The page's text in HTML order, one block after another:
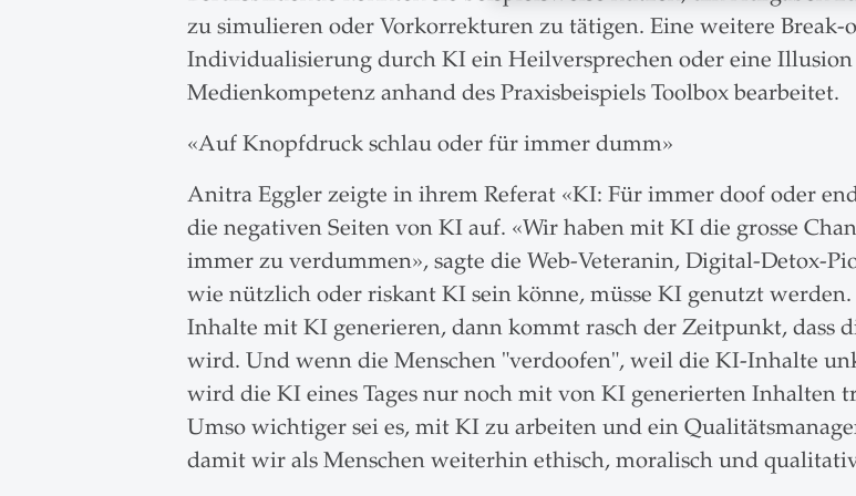
zu simulieren oder Vorkorrekturen zu tätigen. Eine weitere Break-
Individualisierung durch KI ein Heilversprechen oder eine
Medienkompetenz anhand des Praxisbeispiels Toolbox bearbeitet.
«Auf Knopfdruck schlau oder für immer dumm»
Anitra Eggler zeigte in ihrem Referat «KI: Für immer doof oder
die negativen Seiten von KI auf. «Wir haben mit KI die grosse
immer zu verdummen», sagte die Web-Veteranin, Digital-Detox-
wie nützlich oder riskant KI sein könne, müsse KI genutzt
Inhalte mit KI generieren, dann kommt rasch der Zeitpunkt,
wird. Und wenn die Menschen "verdoofen", weil die KI-Inhalte
wird die KI eines Tages nur noch mit von KI generierten Inhalten
Umso wichtiger sei es, mit KI zu arbeiten und ein
damit wir als Menschen weiterhin ethisch, moralisch und